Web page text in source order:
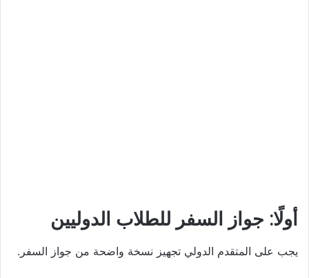
أولًا: جواز السفر للطلاب الدوليين
يجب على المتقدم الدولي تجهيز نسخة واضحة من جواز السفر.